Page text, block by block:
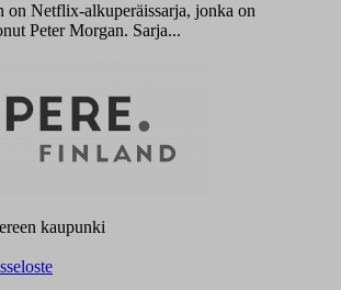
on Netflix-alkuperäissarja, jonka on
Peter Morgan. Sarja...
kaupunki